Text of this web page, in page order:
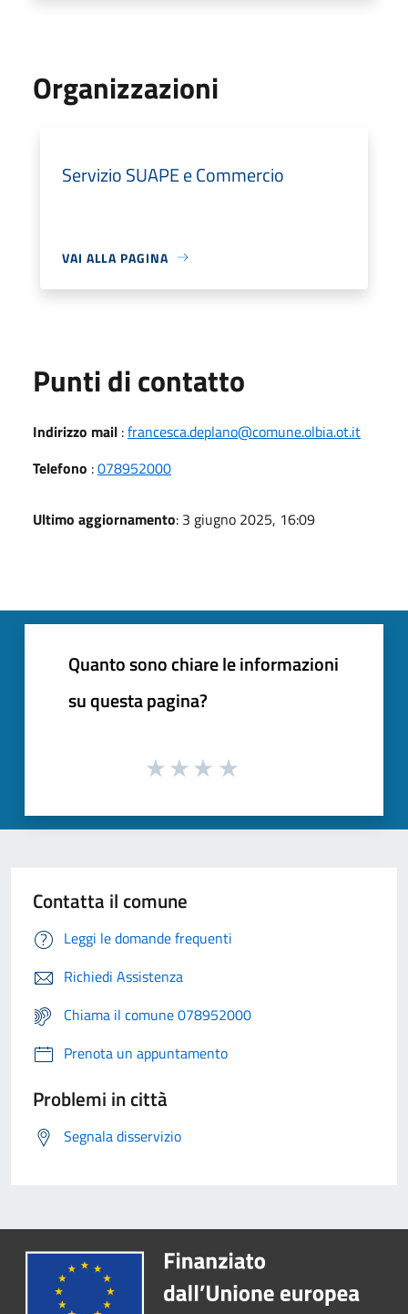
Organizzazioni
Servizio SUAPE e Commercio
VAI ALLA PAGINA
Punti di contatto
Indirizzo mail :francesca.deplano@comune.olbia.ot.it
Telefono :078952000
Ultimo aggiornamento: 3 giugno 2025, 16:09
Quanto sono chiare le informazioni
su questa pagina?
Contatta il comune
Leggi le domande frequenti
Richiedi Assistenza
Chiama il comune 078952000
Prenota un appuntamento
Problemi in città
Segnala disservizio